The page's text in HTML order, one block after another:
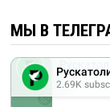
МЫ В